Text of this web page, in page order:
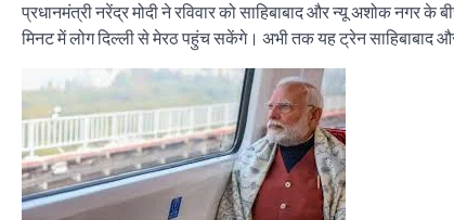
प्रधानमंत्री नरेंद्र मोदी ने रविवार को साहिबाबाद और न्यू अशोक नगर
मिनट में लोग दिल्ली से मेरठ पहुंच सकेंगे। अभी तक यह ट्रेन साहिबाबाद